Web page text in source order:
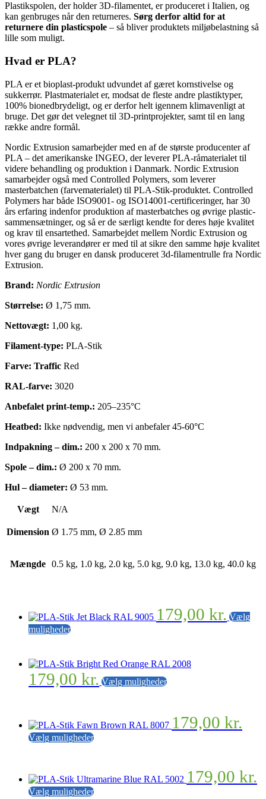
Plastikspolen, der holder 3D-filamentet, er produceret i Italien, og
kan genbruges når den returneres. Sørg derfor altid for at
returnere din plasticspole – så bliver produktets miljøbelastning så
lille som muligt.
Hvad er PLA?
PLA er et bioplast-produkt udvundet af gæret kornstivelse og
sukkerrør. Plastmaterialet er, modsat de fleste andre plastiktyper,
100% bionedbrydeligt, og er derfor helt igennem klimavenligt at
bruge. Det gør det velegnet til 3D-printprojekter, samt til en lang
række andre formål.
Nordic Extrusion samarbejder med en af de største producenter af
PLA – det amerikanske INGEO, der leverer PLA-råmaterialet til
videre behandling og produktion i Danmark. Nordic Extrusion
samarbejder også med Controlled Polymers, som leverer
masterbatchen (farvematerialet) til PLA-Stik-produktet. Controlled
Polymers har både ISO9001- og ISO14001-certificeringer, har 30
års erfaring indenfor produktion af masterbatches og øvrige plastic-
sammensætninger, og så er de særligt kendte for deres høje kvalitet
og krav til ensartethed. Samarbejdet mellem Nordic Extrusion og
vores øvrige leverandører er med til at sikre den samme høje kvalitet
hver gang du bruger en dansk produceret 3d-filamentrulle fra Nordic
Extrusion.
Brand: Nordic Extrusion
Størrelse: Ø 1,75 mm.
Nettovægt: 1,00 kg.
Filament-type: PLA-Stik
Farve: Traffic Red
RAL-farve: 3020
Anbefalet print-temp.: 205–235°C
Heatbed: Ikke nødvendig, men vi anbefaler 45-60°C
Indpakning – dim.: 200 x 200 x 70 mm.
Spole – dim.: Ø 200 x 70 mm.
Hul – diameter: Ø 53 mm.
Vægt N/A
Dimension Ø 1.75 mm, Ø 2.85 mm
Mængde 0.5 kg, 1.0 kg, 2.0 kg, 5.0 kg, 9.0 kg, 13.0 kg, 40.0 kg
179,00 kr. Vælg
mulighederDette
flere
varianter.
Mulighederne
varesiden
179,00 kr. Vælg mulighedervare
varianter.
Mulighederne
varesiden
179,00 kr.
Vælg mulighederDette
varianter.
Mulighederne
179,00 kr.
Vælg mulighederDette